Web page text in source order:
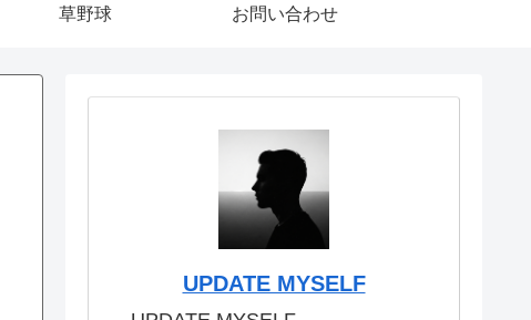
草野球 お問い合わせ
UPDATE MYSELF